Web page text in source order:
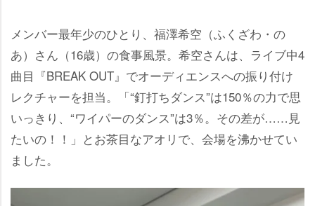
メンバー最年少のひとり、福澤希空（ふくざわ・の
あ）さん（16歳）の食事風景。希空さんは、ライブ中4
曲目『BREAK OUT』でオーディエンスへの振り付け
レクチャーを担当。「“釘打ちダンス”は150％の力で思
いっきり、“ワイパーのダンス”は3％。その差が……見
たいの！！」とお茶目なアオリで、会場を沸かせてい
ました。